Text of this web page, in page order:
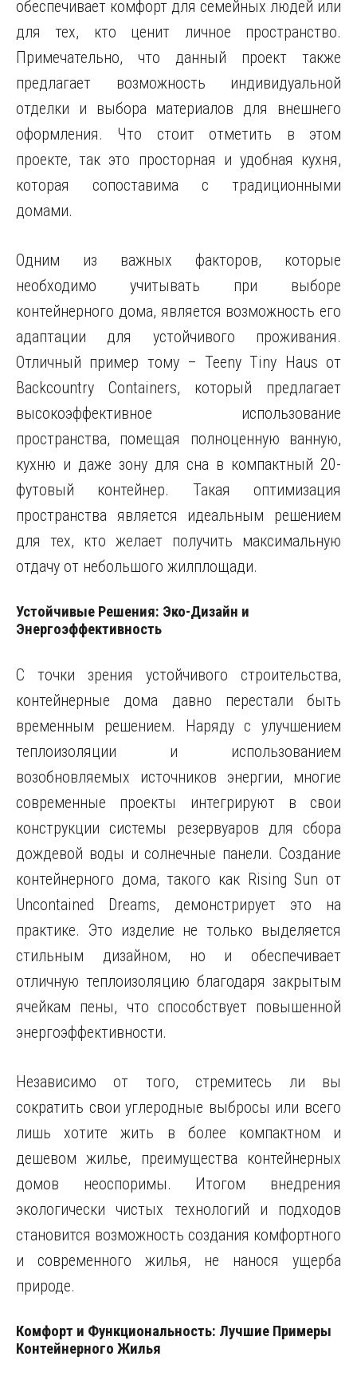
обеспечивает комфорт для семейных людей или
для тех, кто ценит личное пространство.
Примечательно, что данный проект также
предлагает возможность индивидуальной
отделки и выбора материалов для внешнего
оформления. Что стоит отметить в этом
проекте, так это просторная и удобная кухня,
которая сопоставима с традиционными
домами.
Одним из важных факторов, которые
необходимо учитывать при выборе
контейнерного дома, является возможность его
адаптации для устойчивого проживания.
Отличный пример тому – Teeny Tiny Haus от
Backcountry Containers, который предлагает
высокоэффективное использование
пространства, помещая полноценную ванную,
кухню и даже зону для сна в компактный 20-
футовый контейнер. Такая оптимизация
пространства является идеальным решением
для тех, кто желает получить максимальную
отдачу от небольшого жилплощади.
Устойчивые Решения: Эко-Дизайн и
Энергоэффективность
С точки зрения устойчивого строительства,
контейнерные дома давно перестали быть
временным решением. Наряду с улучшением
теплоизоляции и использованием
возобновляемых источников энергии, многие
современные проекты интегрируют в свои
конструкции системы резервуаров для сбора
дождевой воды и солнечные панели. Создание
контейнерного дома, такого как Rising Sun от
Uncontained Dreams, демонстрирует это на
практике. Это изделие не только выделяется
стильным дизайном, но и обеспечивает
отличную теплоизоляцию благодаря закрытым
ячейкам пены, что способствует повышенной
энергоэффективности.
Независимо от того, стремитесь ли вы
сократить свои углеродные выбросы или всего
лишь хотите жить в более компактном и
дешевом жилье, преимущества контейнерных
домов неоспоримы. Итогом внедрения
экологически чистых технологий и подходов
становится возможность создания комфортного
и современного жилья, не нанося ущерба
природе.
Комфорт и Функциональность: Лучшие Примеры
Контейнерного Жилья